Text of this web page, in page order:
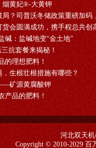
烟黄妃®-大黄钾
？司普沃冬储政策重磅加码
会圆满成功，携手程总共创
碱：盐碱地变“金土地”
抗套餐来揭秘！
的理想肥料！
生根壮根措施有哪些？
矿源黄腐酸钾
产品的肥料！
河北双天
Copyright © 2010-2029 百